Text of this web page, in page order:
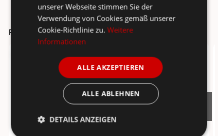
Passt dazu ...
unserer Webseite stimmen Sie der
Verwendung von Cookies gemäß unserer
Cookie-Richtlinie zu.Weitere
Informationen
ALLE AKZEPTIEREN
ALLE ABLEHNEN
DETAILS ANZEIGEN